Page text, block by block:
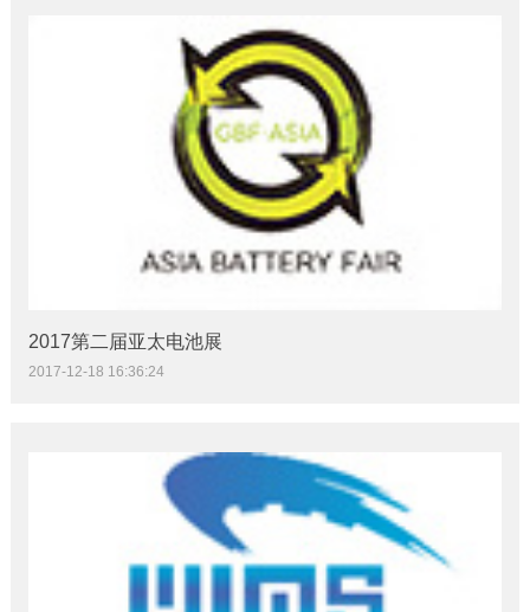
2017第二届亚太电池展
2017-12-18 16:36:24